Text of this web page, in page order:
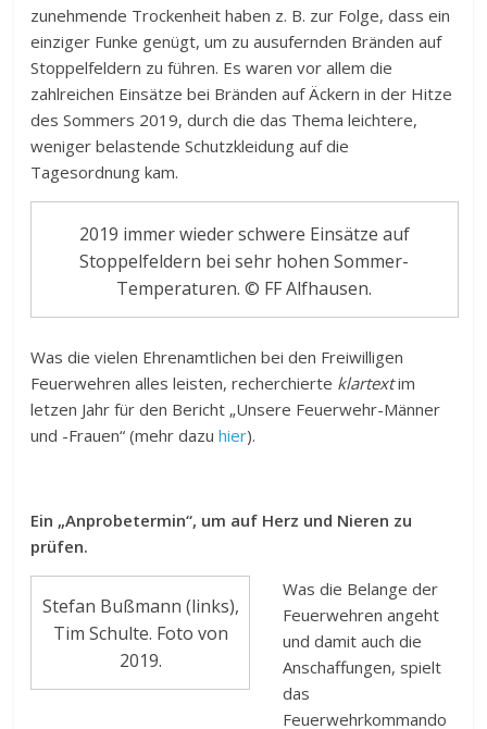
zunehmende Trockenheit haben z. B. zur Folge, dass ein
einziger Funke genügt, um zu ausufernden Bränden auf
Stoppelfeldern zu führen. Es waren vor allem die
zahlreichen Einsätze bei Bränden auf Äckern in der Hitze
des Sommers 2019, durch die das Thema leichtere,
weniger belastende Schutzkleidung auf die
Tagesordnung kam.
2019 immer wieder schwere Einsätze auf
Stoppelfeldern bei sehr hohen Sommer-
Temperaturen. © FF Alfhausen.
Was die vielen Ehrenamtlichen bei den Freiwilligen
Feuerwehren alles leisten, recherchierte klartextim
letzen Jahr für den Bericht „Unsere Feuerwehr-Männer
und -Frauen“ (mehr dazuhier).
Ein „Anprobetermin“, um auf Herz und Nieren zu
prüfen.
Stefan Bußmann (links),
Tim Schulte. Foto von
2019.
Was die Belange der
Feuerwehren angeht
und damit auch die
Anschaffungen, spielt
das
Feuerwehrkommando